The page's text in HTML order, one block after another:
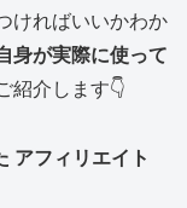
ければいいかわか
身が実際に使って
紹介します👇
アフィリエイト